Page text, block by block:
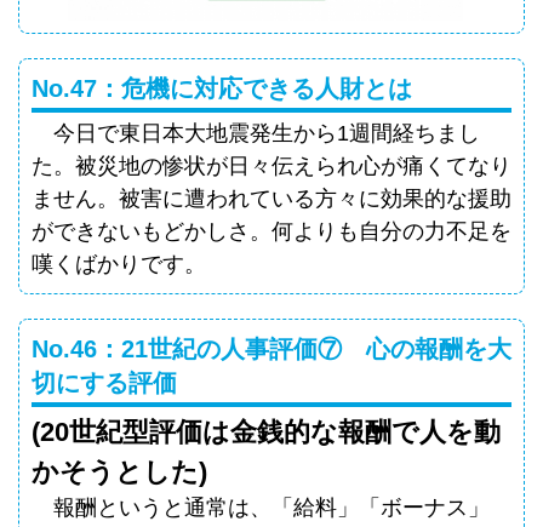
No.47：危機に対応できる人財とは
今日で東日本大地震発生から1週間経ちまし
た。被災地の惨状が日々伝えられ心が痛くてなり
ません。被害に遭われている方々に効果的な援助
ができないもどかしさ。何よりも自分の力不足を
嘆くばかりです。
No.46：21世紀の人事評価⑦ 心の報酬を大
切にする評価
(20世紀型評価は金銭的な報酬で人を動
かそうとした)
報酬というと通常は、「給料」「ボーナス」